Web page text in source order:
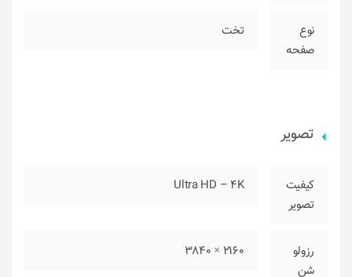
نوع
صفحه
تخت
تصویر
کیفیت
تصویر
Ultra HD – 4K
رزولو
شن
2160 × 3840